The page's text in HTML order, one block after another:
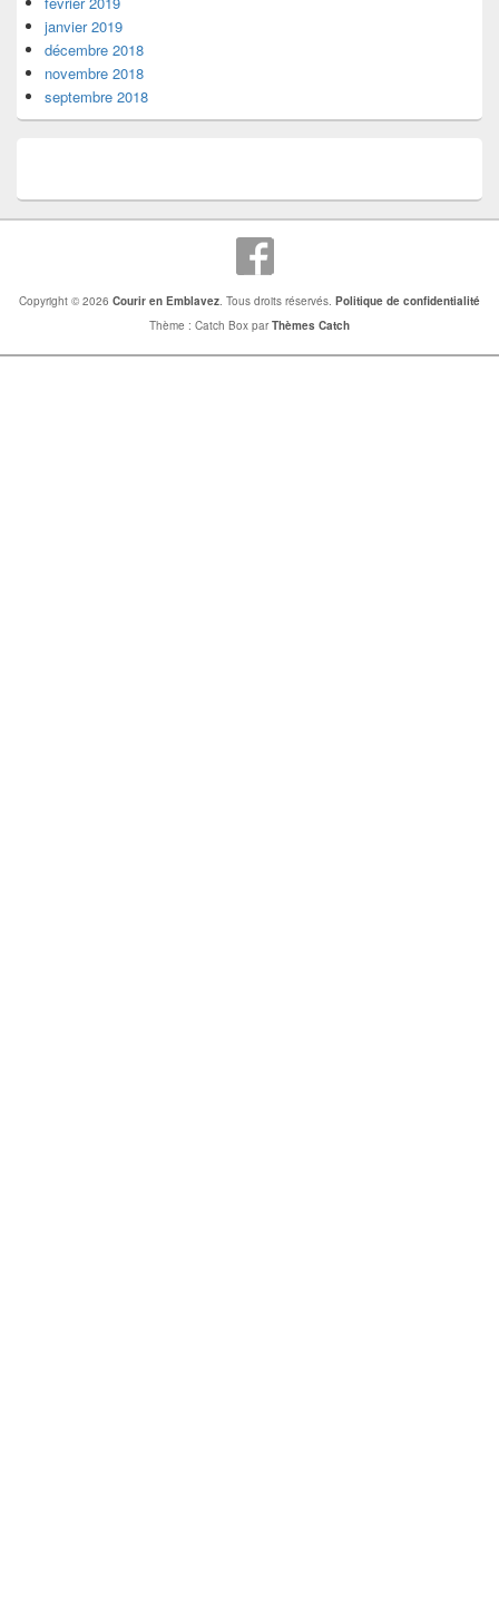
janvier 2019
décembre 2018
novembre 2018
septembre 2018
Copyright © 2026 Courir en Emblavez. Tous droits réservés. Politique de confidentialité
Thème : Catch Box parThèmes Catch